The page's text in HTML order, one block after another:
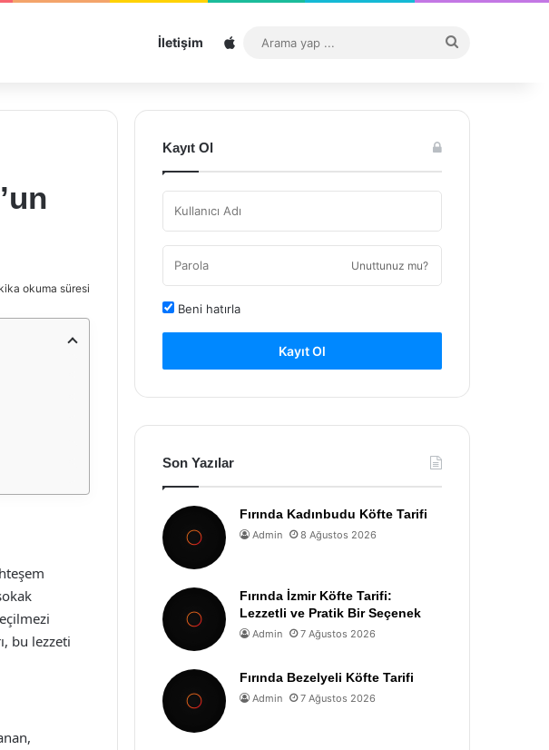
İletişim Sitemap
...
okuma süresi
bu lezzeti
Kayıt Ol
Unuttunuz mu?
Beni hatırla
Kayıt Ol
Son Yazılar
Fırında Kadınbudu Köfte Tarifi
Admin 8 Ağustos 2026
Fırında İzmir Köfte Tarifi:
Lezzetli ve Pratik Bir Seçenek
Admin 7 Ağustos 2026
Fırında Bezelyeli Köfte Tarifi
Admin 7 Ağustos 2026